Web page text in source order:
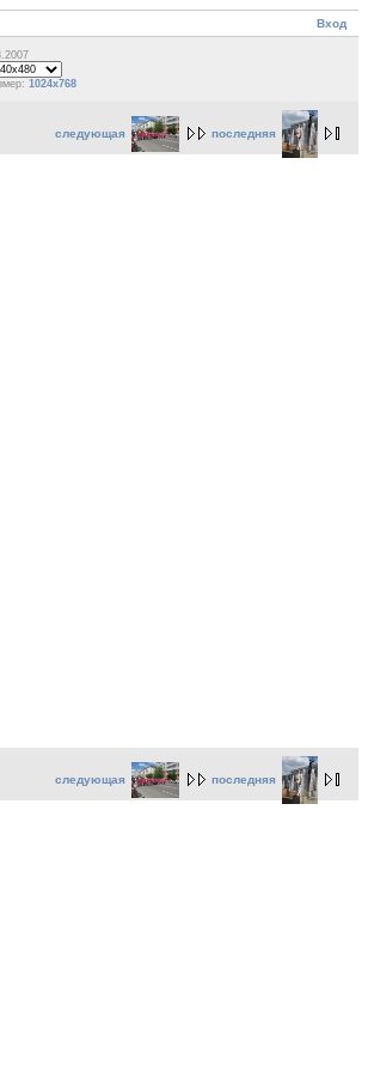
Вход
1024x768
следующая последняя
следующая последняя